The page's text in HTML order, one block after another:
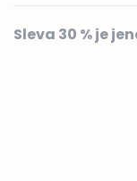
Sleva 30 % je